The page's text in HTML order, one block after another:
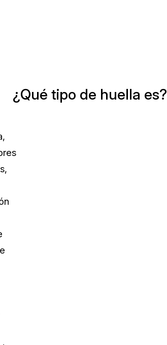
¿Qué tipo de huella es?